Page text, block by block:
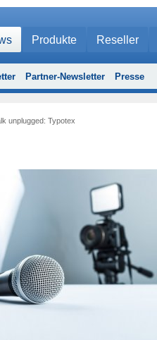
Produkte Reseller
Partner-Newsletter Presse
unplugged: Typotex